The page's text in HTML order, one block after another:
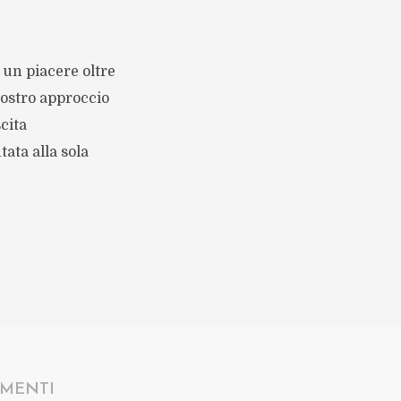
piacere oltre
approccio
alla sola